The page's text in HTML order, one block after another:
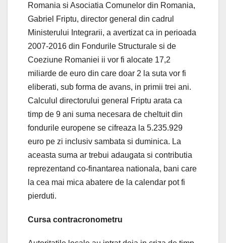
Romania si Asociatia Comunelor din Romania,
Gabriel Friptu, director general din cadrul
Ministerului Integrarii, a avertizat ca in perioada
2007-2016 din Fondurile Structurale si de
Coeziune Romaniei ii vor fi alocate 17,2
miliarde de euro din care doar 2 la suta vor fi
eliberati, sub forma de avans, in primii trei ani.
Calculul directorului general Friptu arata ca
timp de 9 ani suma necesara de cheltuit din
fondurile europene se cifreaza la 5.235.929
euro pe zi inclusiv sambata si duminica. La
aceasta suma ar trebui adaugata si contributia
reprezentand co-finantarea nationala, bani care
la cea mai mica abatere de la calendar pot fi
pierduti.
Cursa contracronometru